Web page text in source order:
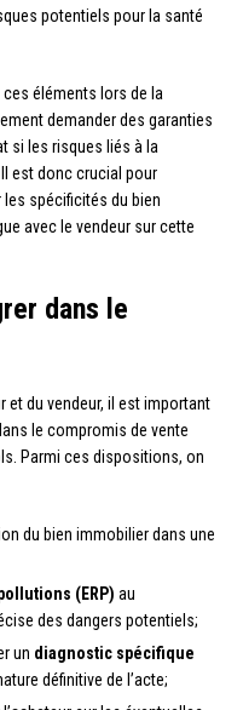
potentiels pour la santé
ces éléments lors de la
demander des garanties
si les risques liés à la
est donc crucial pour
les spécificités du bien
avec le vendeur sur cette
dans le
et du vendeur, il est important
le compromis de vente
Parmi ces dispositions, on
du bien immobilier dans une
(ERP) au
des dangers potentiels;
un diagnostic spécifique
définitive de l’acte;